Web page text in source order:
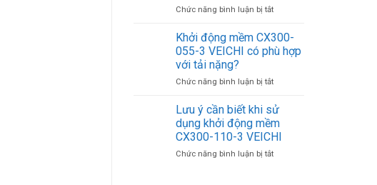
mềm
250-
3
VEICHI
Chức năng bình luận bị tắtở
4PT
NiSTRO
góp
nâng
độ
cậy
của
hệ
Khởi động mềm CX300-
055-3 VEICHI có phù hợp
với tải nặng?
Chức năng bình luận bị tắtở
động
CX300-
055-
3
Lưu ý cần biết khi sử
dụng khởi động mềm
CX300-110-3 VEICHI
Chức năng bình luận bị tắtở